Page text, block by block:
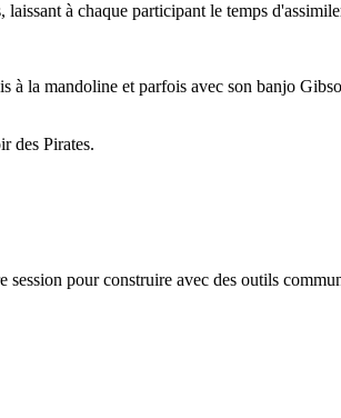
à chaque participant le temps
la mandoline et parfois avec son banjo
des Pirates.
session pour construire avec des outils